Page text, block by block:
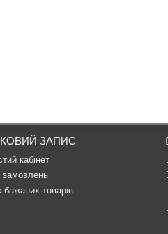
ЗАПИС
кабінет
замовлень
бажаних товарів